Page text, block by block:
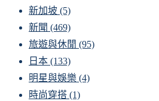
新加坡 (5)
新聞 (469)
旅遊與休閒 (95)
日本 (133)
明星與娛樂 (4)
時尚穿搭 (1)